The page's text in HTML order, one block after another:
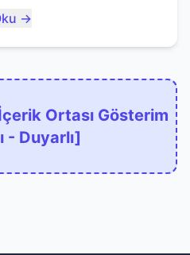
→
Ortası Gösterim
- Duyarlı]